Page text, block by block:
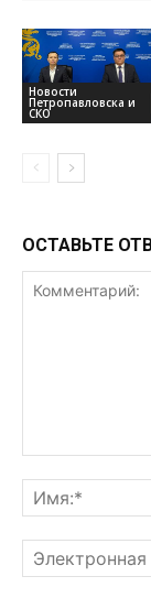
Новости
Петропавловска и
СКО
ОСТАВЬТЕ